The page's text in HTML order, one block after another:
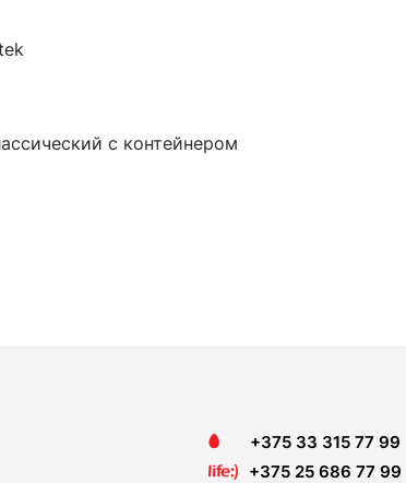
с контейнером
+375 33 315 77 99
+375 25 686 77 99